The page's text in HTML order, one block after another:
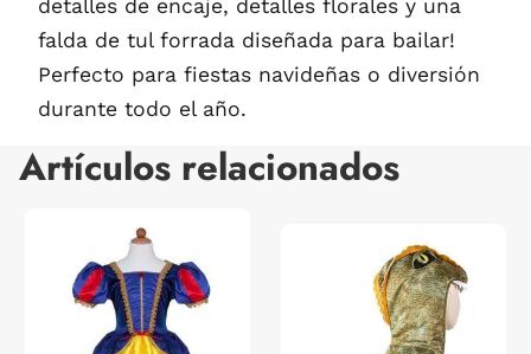
detalles de encaje, detalles florales y una
falda de tul forrada diseñada para bailar!
Perfecto para fiestas navideñas o diversión
durante todo el año.
Artículos relacionados